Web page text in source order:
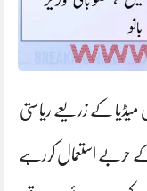
کے زریعے ریاستی
حربے استعمال کررہے